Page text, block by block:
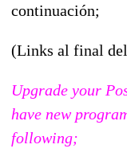
continuación;
(Links al final
Upgrade your
have new
following;